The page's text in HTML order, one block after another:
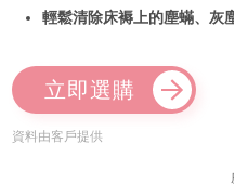
輕鬆清除床褥上的塵蟎、灰
立即選購
資料由客戶提供